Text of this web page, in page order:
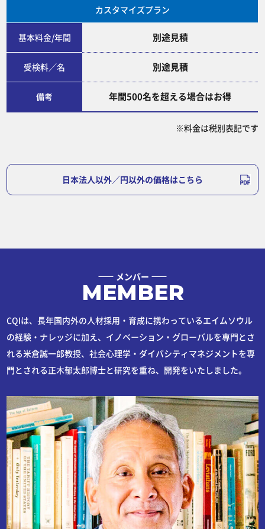
カスタマイズプラン
基本料金/年間 別途見積
受検料／名 別途見積
備考 年間500名を超える場合はお得
※料金は税別表記です
日本法人以外／円以外の価格はこちら
メンバー
MEMBER
CQIは、長年国内外の人材採用・育成に携わっているエイムソウル
の経験・ナレッジに加え、イノベーション・グローバルを専門とさ
れる米倉誠一郎教授、社会心理学・ダイバシティマネジメントを専
門とされる正木郁太郎博士と研究を重ね、開発をいたしました。